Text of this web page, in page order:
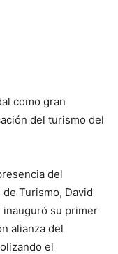
como gran
del turismo del
del
Turismo, David
inauguró su primer
alianza del
el